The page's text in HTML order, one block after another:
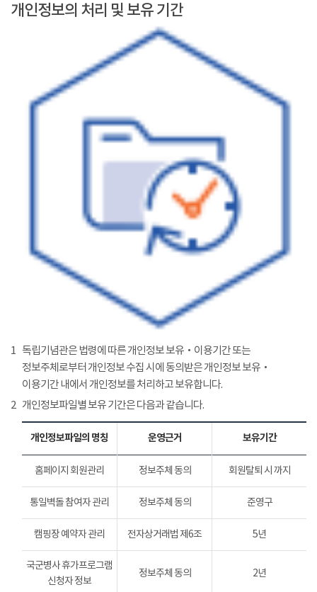
개인정보의 처리 및 보유 기간
1 독립기념관은 법령에 따른 개인정보 보유‧이용기간 또는
정보주체로부터 개인정보 수집 시에 동의받은 개인정보 보유‧
이용기간 내에서 개인정보를 처리하고 보유합니다.
2 개인정보파일별 보유 기간은 다음과 같습니다.
개인정보파일의 명칭 운영근거 보유기간
홈페이지 회원관리 정보주체 동의 회원탈퇴 시 까지
통일벽돌 참여자 관리 정보주체 동의 준영구
캠핑장 예약자 관리 전자상거래법 제6조 5년
국군병사 휴가프로그램
신청자 정보
정보주체 동의 2년